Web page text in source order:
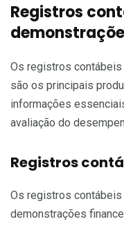
Registros
Os registros
são os principais
informações
avaliação do
Registros
Os registros contábeis
demonstrações